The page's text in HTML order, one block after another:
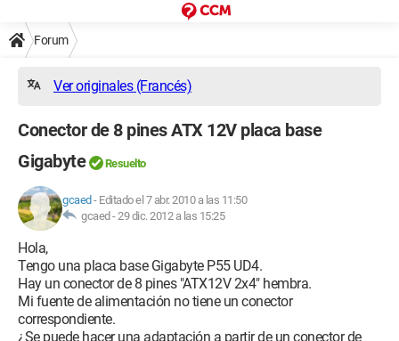
Forum
Ver originales (Francés)
Conector de 8 pines ATX 12V placa base
Gigabyte
Resuelto
gcaed - Editado el 7 abr. 2010 a las 11:50
gcaed -29 dic. 2012 a las 15:25
Hola,
Tengo una placa base Gigabyte P55 UD4.
Hay un conector de 8 pines "ATX12V 2x4" hembra.
Mi fuente de alimentación no tiene un conector
correspondiente.
¿Se puede hacer una adaptación a partir de un conector de